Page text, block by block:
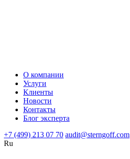
О компании
Услуги
Клиенты
Новости
Контакты
Блог эксперта
+7 (499) 213 07 70 audit@sterngoff.com
Ru